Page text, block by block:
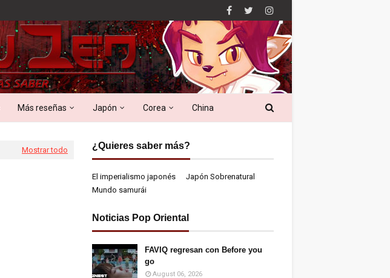
Más reseñas Japón Corea China
Mostrar todo ¿Quieres saber más?
El imperialismo japonés
Japón Sobrenatural
Mundo samurái
Noticias Pop Oriental
FAVIQ regresan con Before you
go
August 06, 2026